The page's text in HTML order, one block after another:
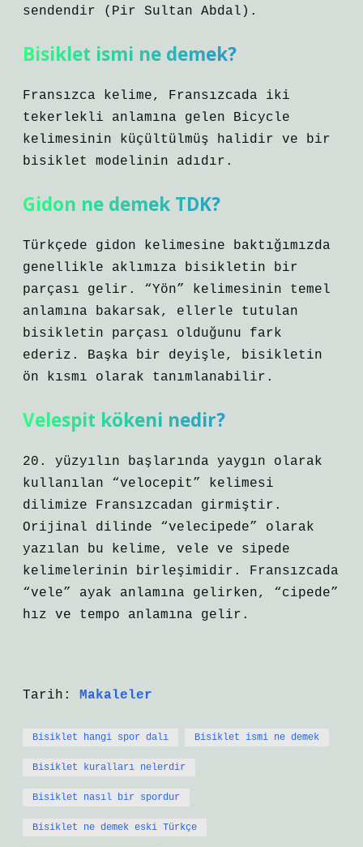
sendendir (Pir Sultan Abdal).
Bisiklet ismi ne demek?
Fransızca kelime, Fransızcada iki
tekerlekli anlamına gelen Bicycle
kelimesinin küçültülmüş halidir ve bir
bisiklet modelinin adıdır.
Gidon ne demek TDK?
Türkçede gidon kelimesine baktığımızda
genellikle aklımıza bisikletin bir
parçası gelir. “Yön” kelimesinin temel
anlamına bakarsak, ellerle tutulan
bisikletin parçası olduğunu fark
ederiz. Başka bir deyişle, bisikletin
ön kısmı olarak tanımlanabilir.
Velespit kökeni nedir?
20. yüzyılın başlarında yaygın olarak
kullanılan “velocepit” kelimesi
dilimize Fransızcadan girmiştir.
Orijinal dilinde “velecipede” olarak
yazılan bu kelime, vele ve sipede
kelimelerinin birleşimidir. Fransızcada
“vele” ayak anlamına gelirken, “cipede”
hız ve tempo anlamına gelir.
Tarih: Makaleler
Bisiklet hangi spor dalı Bisiklet ismi ne demek
Bisiklet kuralları nelerdir
Bisiklet nasıl bir spordur
Bisiklet ne demek eski Türkçe